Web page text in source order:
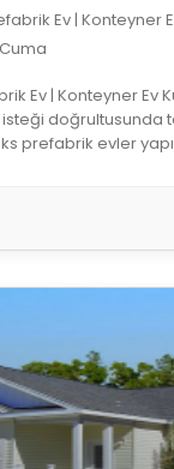
Ev | Konteyner
Ev | Konteyner Ev
doğrultusunda
prefabrik evler